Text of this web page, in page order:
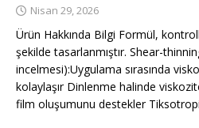
Nisan 29, 2026
Ürün Hakkında Bilgi Formül,
şekilde tasarlanmıştır. Shear-
incelmesi):Uygulama sırasında
kolaylaşır Dinlenme halinde
film oluşumunu destekler